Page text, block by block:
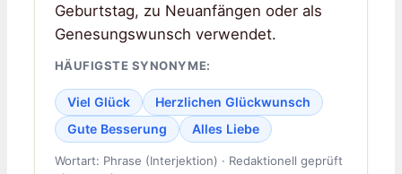
Geburtstag, zu Neuanfängen oder als
Genesungswunsch verwendet.
HÄUFIGSTE SYNONYME:
Viel Glück
Herzlichen Glückwunsch
Gute Besserung
Alles Liebe
Wortart: Phrase (Interjektion) · Redaktionell geprüft